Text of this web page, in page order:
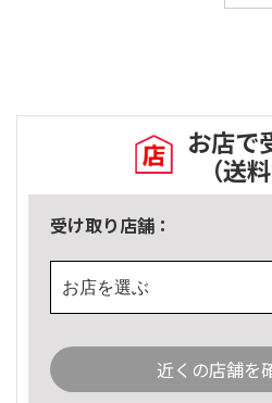
お店で
（送
受け取り店舗：
お店を選ぶ
近くの店舗を